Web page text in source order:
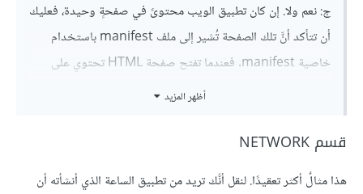
ج: نعم ولا. إن كان تطبيق الويب محتوىً في صفحةٍ وحيدة، فعليك
أن تتأكد أنَّ تلك الصفحة تُشير إلى ملف manifest باستخدام
خاصية manifest. فعندما تفتح صفحة HTML تحتوي على
خاصية manifest فستُعتَبَر الصفحةُ نفسهُا جزءًا من تطبيق
أما لو كان تطبيق الويب يمتد على أكثر من صفحة، فعليك حينها أن
تذكر جميع صفحات HTML في ملف manifest، وإلا فلن يعلم
أظهر المزيد
قسم NETWORK
هذا مثالٌ أكثر تعقيدًا. لنقل أنَّك تريد من تطبيق الساعة الذي أنشأته أن